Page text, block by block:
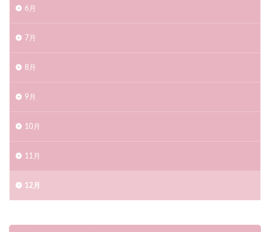
6月
7月
8月
9月
10月
11月
12月